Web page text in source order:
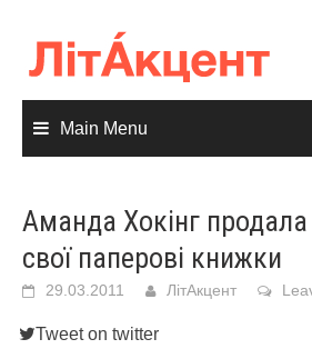
content
Main Menu
Аманда Хокінг
свої паперові книжки
29.03.2011 ЛітАкцент
Tweet on twitter